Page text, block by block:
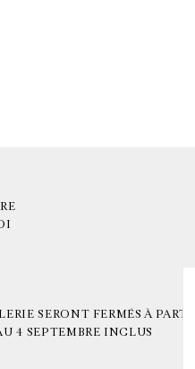
SERONT FERMÉS À PARTIR
4 SEPTEMBRE INCLUS